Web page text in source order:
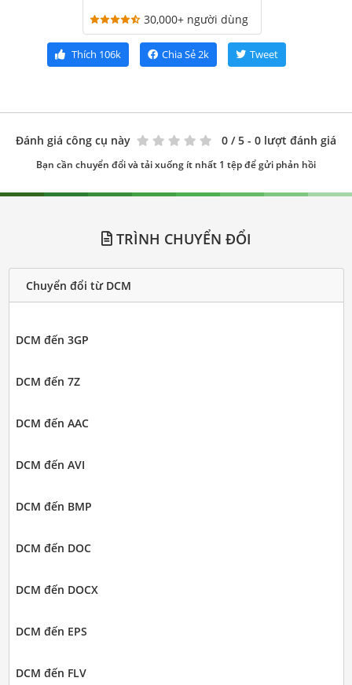
30,000+ người dùng
Thích 106k Chia Sẻ2k Tweet
Đánh giá công cụ này 0 / 5 - 0 lượt đánh giá
Bạn cần chuyển đổi và tải xuống ít nhất 1 tệp để gửi phản hồi
TRÌNH CHUYỂN ĐỔI
Chuyển đổi từ DCM
DCM đến 3GP
DCM đến 7Z
DCM đến AAC
DCM đến AVI
DCM đến BMP
DCM đến DOC
DCM đến DOCX
DCM đến EPS
DCM đến FLV